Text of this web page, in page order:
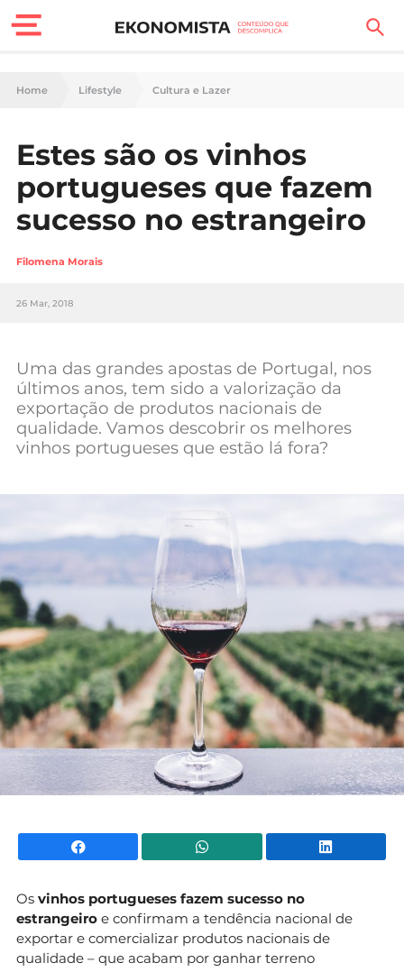
Finanças Pessoais
Carreira
Casa
Lifestyle
Sociedade
Negócios
Mundial 2026
Home Lifestyle Cultura e Lazer
Estes são os vinhos
portugueses que fazem
sucesso no estrangeiro
Filomena Morais
26 Mar, 2018
Uma das grandes apostas de Portugal, nos
últimos anos, tem sido a valorização da
exportação de produtos nacionais de
qualidade. Vamos descobrir os melhores
vinhos portugueses que estão lá fora?
Facebook WhatsApp
Os vinhos portugueses fazem sucesso no
estrangeiro e confirmam a tendência nacional de
exportar e comercializar produtos nacionais de
qualidade – que acabam por ganhar terreno